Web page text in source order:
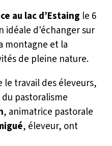
au lac d’Estaing le 6
idéale d'échanger sur
montagne et la
de pleine nature.
travail des éleveurs,
pastoralisme
, animatrice pastorale
, éleveur, ont